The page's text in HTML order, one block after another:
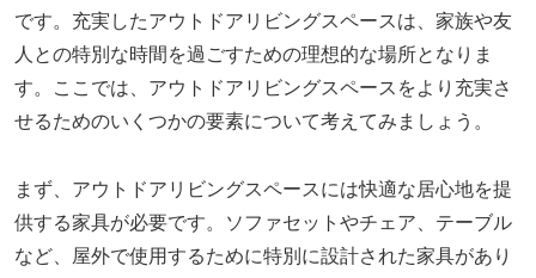
です。充実したアウトドアリビングスペースは、家族や友
人との特別な時間を過ごすための理想的な場所となりま
す。ここでは、アウトドアリビングスペースをより充実さ
せるためのいくつかの要素について考えてみましょう。
まず、アウトドアリビングスペースには快適な居心地を提
供する家具が必要です。ソファセットやチェア、テーブル
など、屋外で使用するために特別に設計された家具があり